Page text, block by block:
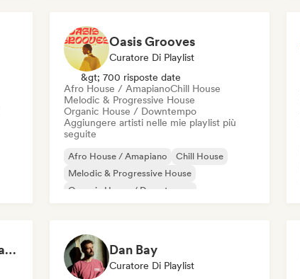
Oasis Grooves
Curatore Di Playlist
&gt; 700 risposte date
Afro House / AmapianoChill House
Melodic & Progressive House
Organic House / Downtempo
Aggiungere artisti nelle mie playlist più
seguite
Afro House / Amapiano
Chill House
Melodic & Progressive House
Organic House / Downtempo
Chill Afro House by Rapture Dan Bay
Curatore Di Playlist